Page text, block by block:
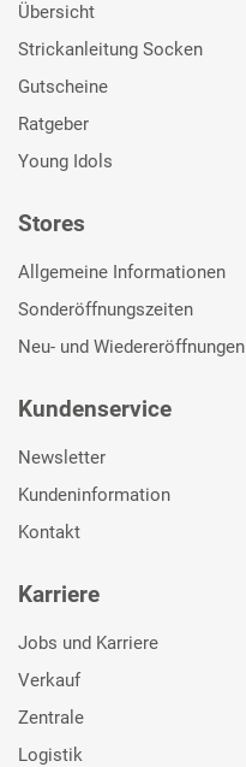
Übersicht
Strickanleitung Socken
Gutscheine
Ratgeber
Young Idols
Stores
Allgemeine Informationen
Sonderöffnungszeiten
Neu- und Wiedereröffnungen
Kundenservice
Newsletter
Kundeninformation
Kontakt
Karriere
Jobs und Karriere
Verkauf
Zentrale
Logistik